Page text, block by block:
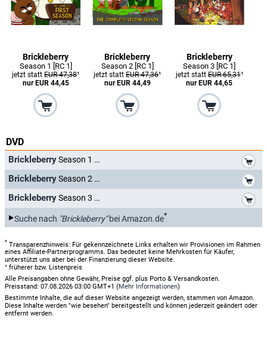
Brickleberry
Season 1 [RC 1]
jetzt stattEUR 47,38¹
nur EUR 44,45
Brickleberry
Season 2 [RC 1]
jetzt stattEUR 47,36¹
nur EUR 44,49
Brickleberry
Season 3 [RC 1]
jetzt stattEUR 65,31¹
nur EUR 44,65
DVD
BrickleberrySeason 1
BrickleberrySeason 2
BrickleberrySeason 3
Suche nach "Brickleberry"bei Amazon.de*
* Transparenzhinweis: Für gekennzeichnete Links erhalten wir Provisionen im Rahmen
eines Affiliate-Partnerprogramms. Das bedeutet keine Mehrkosten für Käufer,
unterstützt uns aber bei der Finanzierung dieser Website.
¹ früherer bzw. Listenpreis
Alle Preisangaben ohne Gewähr, Preise ggf. plus Porto & Versandkosten.
Preisstand: 07.08.2026 03:00 GMT+1 (Mehr Informationen)
Bestimmte Inhalte, die auf dieser Website angezeigt werden, stammen von Amazon.
Diese Inhalte werden "wie besehen" bereitgestellt und können jederzeit geändert oder
entfernt werden.